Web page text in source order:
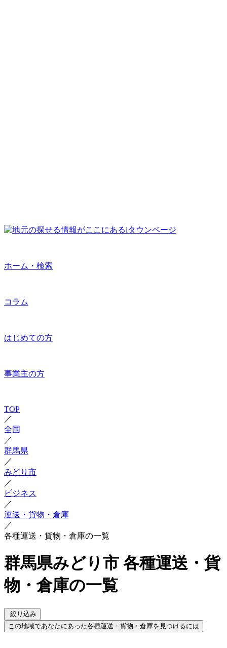
ホーム・検索
コラム
はじめての方
事業主の方
TOP
／
全国
／
群馬県
／
みどり市
／
ビジネス
／
運送・貨物・倉庫
／
各種運送・貨物・倉庫の一覧
群馬県みどり市 各種運送・貨
物・倉庫の一覧
絞り込み
この地域であなたにあった各種運送・貨物・倉庫を見つけるには